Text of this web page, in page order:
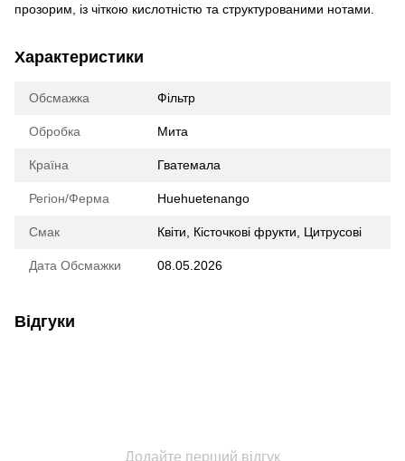
прозорим, із чіткою кислотністю та структурованими нотами.
Характеристики
Обсмажка Фільтр
Обробка Мита
Країна Гватемала
Регіон/Ферма Huehuetenango
Смак Квіти Кісточкові фрукти Цитрусові
Дата Обсмажки 08.05.2026
Відгуки
Додайте перший відгук